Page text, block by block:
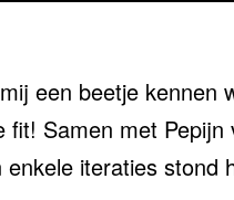
een beetje kennen
fit! Samen met
enkele iteraties stond